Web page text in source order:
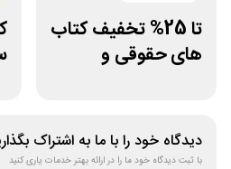
تا 25% تخفیف کتاب
های حقوقی و
دیدگاه خود را با ما به اشتراک
با ثبت دیدگاه خود ما را در ارائه بهتر خدمات یاری کنید